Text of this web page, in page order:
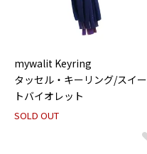
mywalit Keyring
タッセル・キーリング/スイー
トバイオレット
SOLD OUT